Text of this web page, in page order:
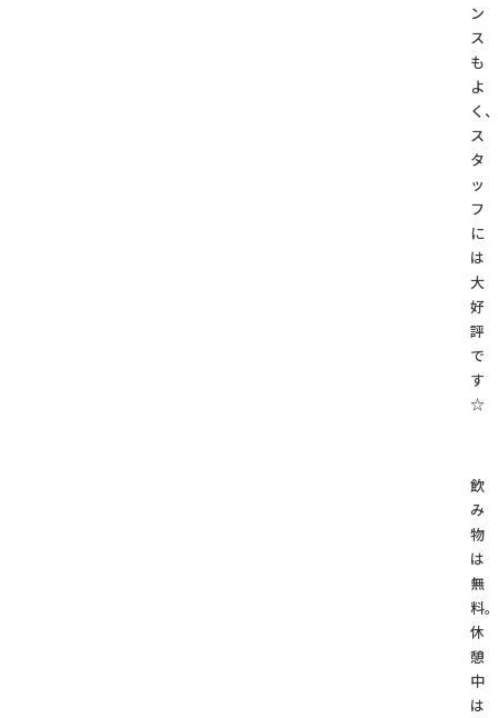
ン
ス
も
よ
く、
ス
タ
ッ
フ
に
は
大
好
評
で
す
☆
飲
み
物
は
無
料。
休
憩
中
は